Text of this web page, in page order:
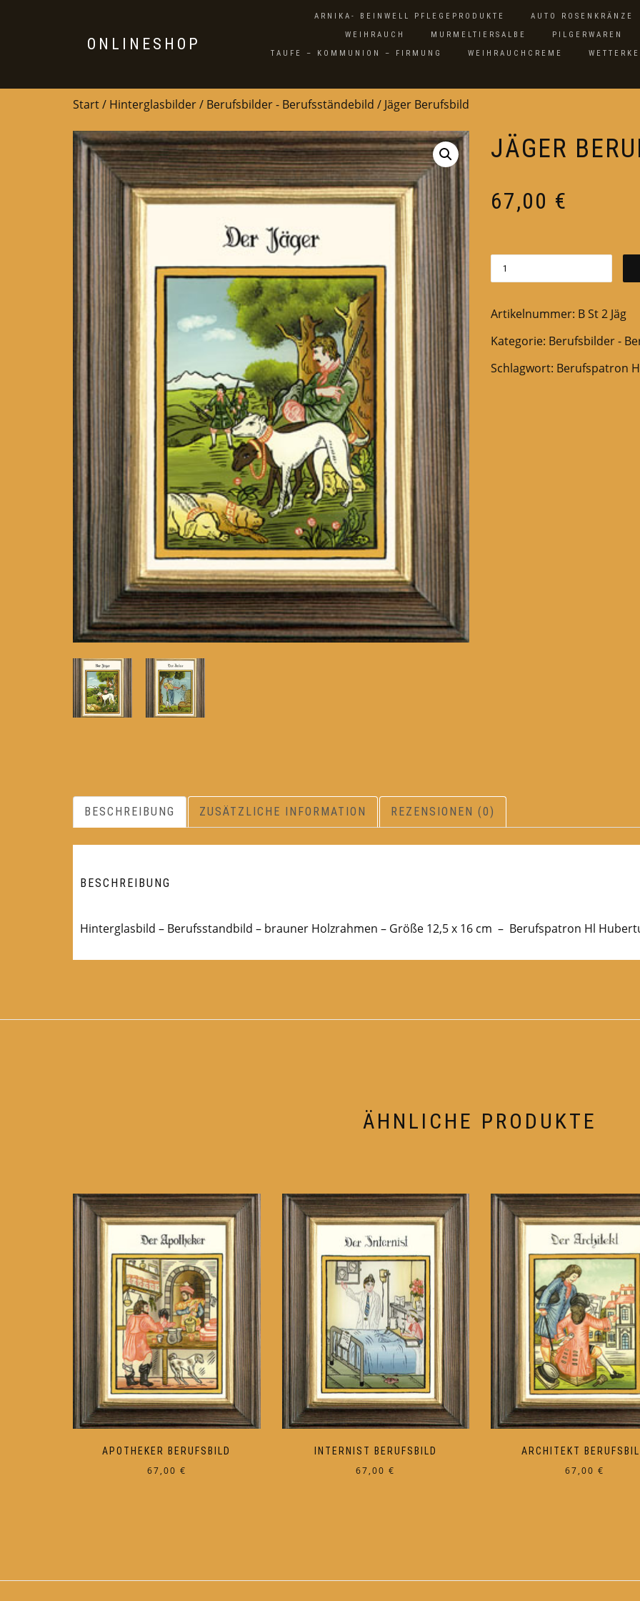
ONLINESHOP
ARNIKA- BEINWELL PFLEGEPRODUKTE
AUTO ROSENKRÄNZE
WEIHRAUCH
MURMELTIERSALBE
PILGERWAREN
TAUFE – KOMMUNION – FIRMUNG
WEIHRAUCHCREME
Start/ Hinterglasbilder/ Berufsbilder - Berufsständebild / Jäger Berufsbild
JÄGER
67,00 €
Artikelnummer: B St 2 Jäg
Kategorie: Berufsbilder -
Schlagwort: Berufspatron
BESCHREIBUNG ZUSÄTZLICHE INFORMATION REZENSIONEN (0)
BESCHREIBUNG
Hinterglasbild – Berufsstandbild – brauner Holzrahmen – Größe 12,5 x 16 cm – Berufspatron Hl
ÄHNLICHE PRODUKTE
APOTHEKER BERUFSBILD
67,00 €
INTERNIST BERUFSBILD
67,00€
ARCHITEKT
67,00 €